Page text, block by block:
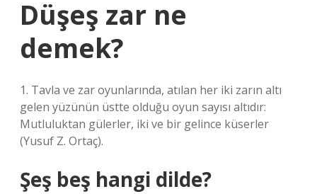
Düşeş zar ne
demek?
1. Tavla ve zar oyunlarında, atılan her iki zarın altı
gelen yüzünün üstte olduğu oyun sayısı altıdır:
Mutluluktan gülerler, iki ve bir gelince küserler
(Yusuf Z. Ortaç).
Şeş beş hangi dilde?